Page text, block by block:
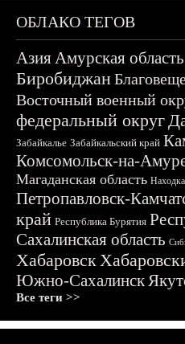
ОБЛАКО ТЕГОВ
АзияАмурская область
Биробиджан
Восточный военный
федеральный округ
Забайкалье Забайкальский край
Комсомольск-на-
Магаданская область Находка
Петропавловск-
край Республика Бурятия
Сахалинская область
Хабаровск
Южно-Сахалинск
Все теги >>